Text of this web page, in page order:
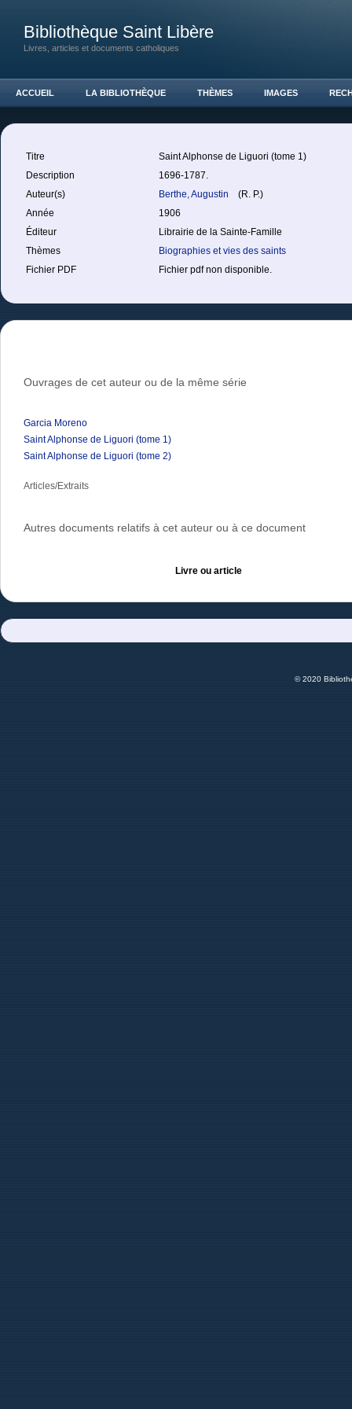
Bibliothèque Saint Libère
Livres, articles et documents catholiques
ACCUEIL LA BIBLIOTHÈQUE THÈMES IMAGES
Titre
Saint Alphonse de Liguori (tome 1)
Description
1696-1787.
Auteur(s)
Berthe, Augustin
(R. P.)
Année
1906
Éditeur
Librairie de la Sainte-Famille
Thèmes
Biographies et vies des saints
Fichier PDF
Fichier pdf non disponible.
Ouvrages de cet auteur ou de la même série
Garcia Moreno
Saint Alphonse de Liguori (tome 1)
Saint Alphonse de Liguori (tome 2)
Articles/Extraits
Autres documents relatifs à cet auteur ou à ce document
Livre ou article
© 2020